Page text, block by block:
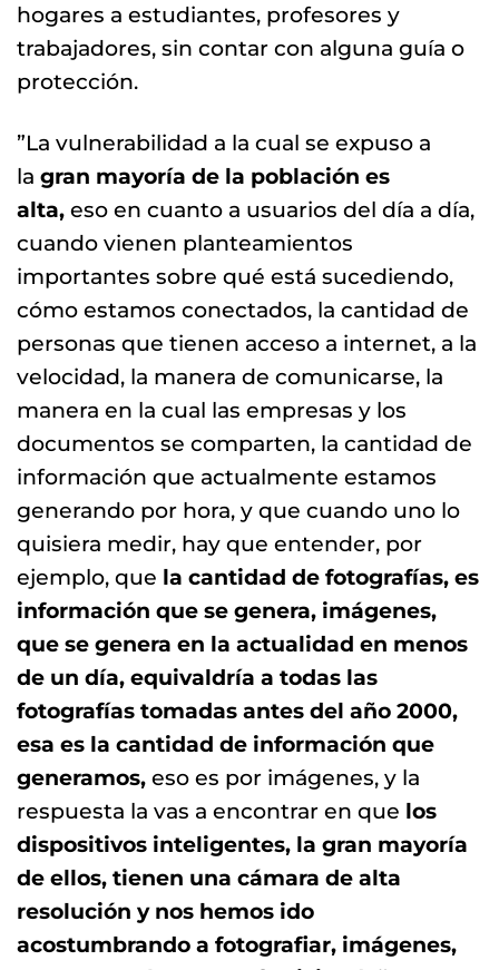
hogares a estudiantes, profesores y
trabajadores, sin contar con alguna guía o
protección.
”La vulnerabilidad a la cual se expuso a
la gran mayoría de la población es
alta, eso en cuanto a usuarios del día a día,
cuando vienen planteamientos
importantes sobre qué está sucediendo,
cómo estamos conectados, la cantidad de
personas que tienen acceso a internet, a la
velocidad, la manera de comunicarse, la
manera en la cual las empresas y los
documentos se comparten, la cantidad de
información que actualmente estamos
generando por hora, y que cuando uno lo
quisiera medir, hay que entender, por
ejemplo, que la cantidad de fotografías, es
información que se genera, imágenes,
que se genera en la actualidad en menos
de un día, equivaldría a todas las
fotografías tomadas antes del año 2000,
esa es la cantidad de información que
generamos, eso es por imágenes, y la
respuesta la vas a encontrar en que los
dispositivos inteligentes, la gran mayoría
de ellos, tienen una cámara de alta
resolución y nos hemos ido
acostumbrando a fotografiar, imágenes,